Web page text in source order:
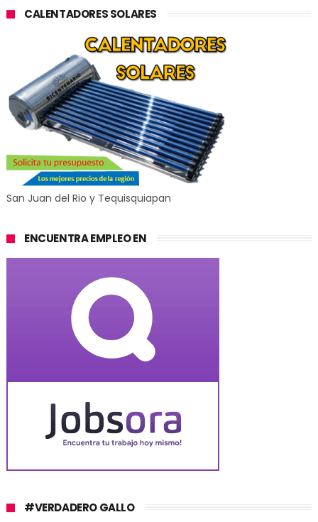
CALENTADORES SOLARES
San Juan del Rio y Tequisquiapan
ENCUENTRA EMPLEO EN
#VERDADERO GALLO